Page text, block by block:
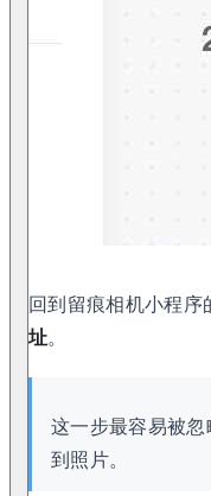
回到留痕相机小程序
址。
这一步最容易被
到照片。